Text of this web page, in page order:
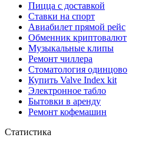
Пицца с доставкой
Ставки на спорт
Авиабилет прямой рейс
Обменник криптовалют
Музыкальные клипы
Ремонт чиллера
Стоматология одинцово
Купить Valve Index kit
Электронное табло
Бытовки в аренду
Ремонт кофемашин
Статистика